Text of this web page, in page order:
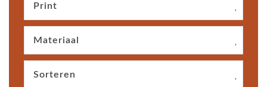
Print
Materiaal
Sorteren